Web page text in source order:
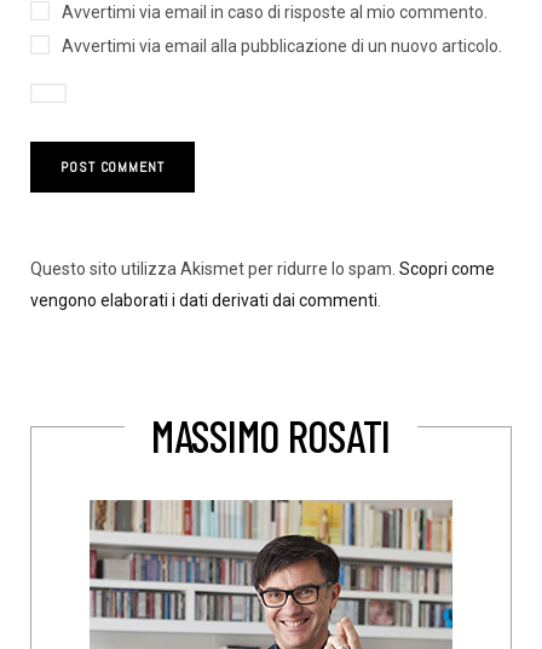
Avvertimi via email in caso di risposte al mio commento.
Avvertimi via email alla pubblicazione di un nuovo articolo.
Questo sito utilizza Akismet per ridurre lo spam. Scopri come
vengono elaborati i dati derivati dai commenti
MASSIMO ROSATI